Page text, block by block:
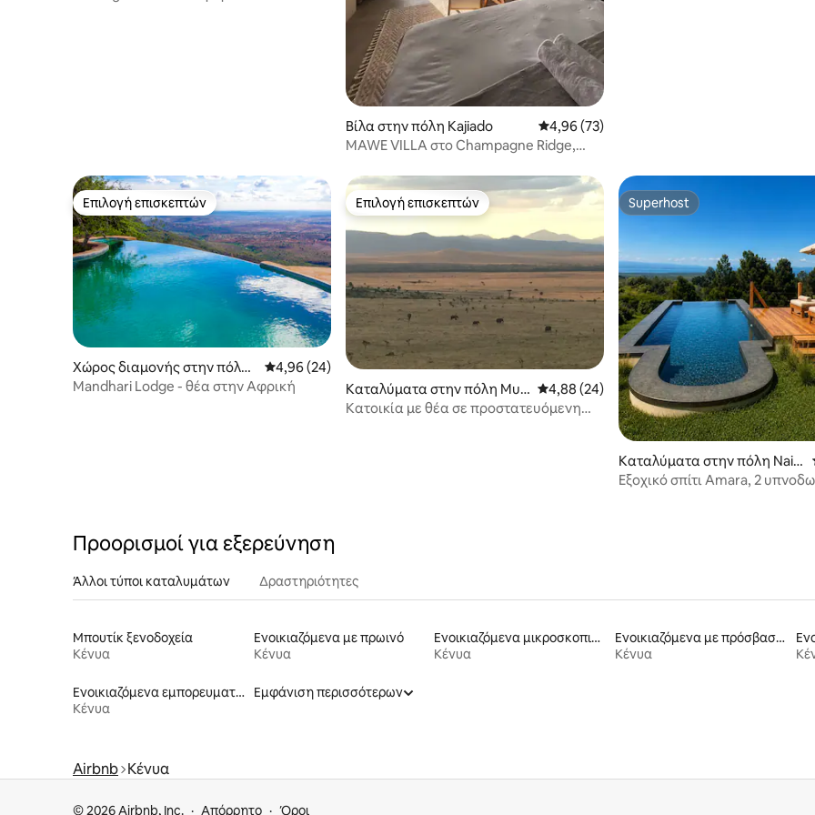
Βίλα στην πόλη Kajiado Μέση βαθμολογία: 4,96 στα 5, 73 κριτικές
4,96 (73)
MAWE VILLA στο Champagne Ridge,
Επιλογή επισκεπτών
Επιλογή επισκεπτών
Χώρος διαμονής στην πόλη
Kwale
Μέση βαθμολογία: 4,96 στα 5, 24 κριτικές
4,96 (24)
Mandhari Lodge - θέα στην Αφρική
Επιλογή επισκεπτών
Επιλογή επισκεπτών
Καταλύματα στην πόλη Mut
unyi
Μέση βαθμολογία: 4,88 στα 5, 24 κριτικές
4,88 (24)
Κατοικία με θέα σε προστατευόμενη
Superhost
Superhost
Καταλύματα στην πόλη Naiv
asha
Εξοχικό σπίτι Amara, 2
Προορισμοί για εξερεύνηση
Άλλοι τύποι καταλυμάτων Δραστηριότητες
Μπουτίκ ξενοδοχεία
Κένυα
Ενοικιαζόμενα με πρωινό
Κένυα
Ενοικιαζόμενα μικροσκοπικά σπίτια
Κένυα
Ενοικιαζόμενα με πρόσβαση σε παραλία
Κένυα
Ενοικιαζόμενα εμπορευματοκιβώτια
Κένυα
Εμφάνιση περισσότερων
Airbnb Κένυα
© 2026 Airbnb, Inc. Απόρρητο Όροι